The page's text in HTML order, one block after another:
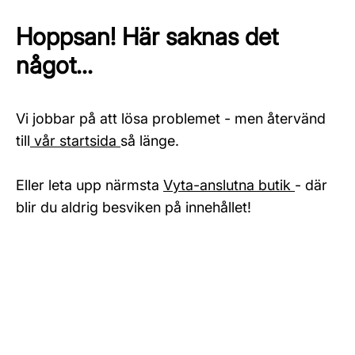
Hoppsan! Här saknas det
något...
Vi jobbar på att lösa problemet - men återvänd
till vår startsida så länge.
Eller leta upp närmsta Vyta-anslutna butik - där
blir du aldrig besviken på innehållet!